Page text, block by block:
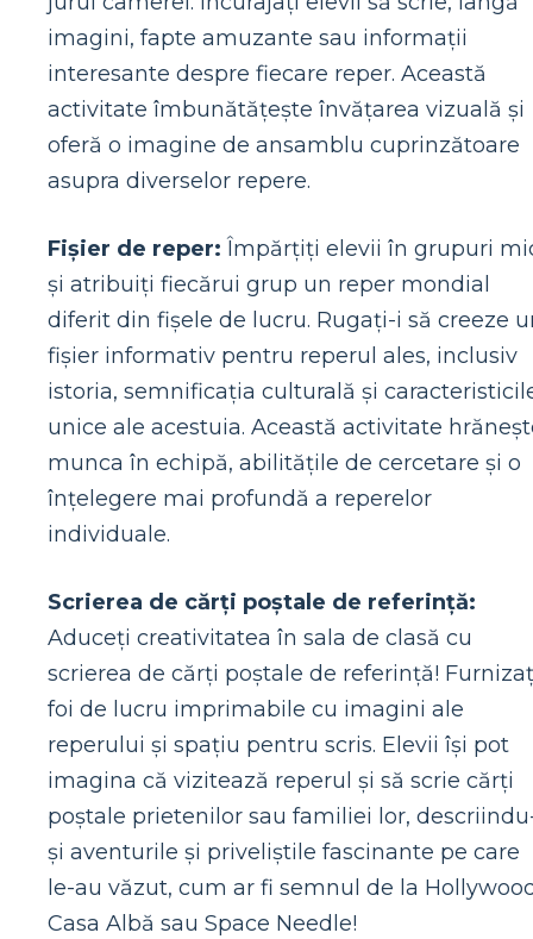
imagini, fapte amuzante sau informații
interesante despre fiecare reper. Această
activitate îmbunătățește învățarea vizuală și
oferă o imagine de ansamblu cuprinzătoare
asupra diverselor repere.
Fișier de reper: Împărțiți elevii în grupuri
și atribuiți fiecărui grup un reper mondial
diferit din fișele de lucru. Rugați-i să creeze
fișier informativ pentru reperul ales, inclusiv
istoria, semnificația culturală și
unice ale acestuia. Această activitate
munca în echipă, abilitățile de cercetare și o
înțelegere mai profundă a reperelor
individuale.
Scrierea de cărți poștale de referință:
Aduceți creativitatea în sala de clasă cu
scrierea de cărți poștale de referință!
foi de lucru imprimabile cu imagini ale
reperului și spațiu pentru scris. Elevii își pot
imagina că vizitează reperul și să scrie cărți
poștale prietenilor sau familiei lor,
și aventurile și priveliștile fascinante pe care
le-au văzut, cum ar fi semnul de la
Casa Albă sau Space Needle!